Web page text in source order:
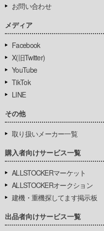
お問い合わせ
メディア
Facebook
X(旧Twitter)
YouTube
TikTok
LINE
その他
取り扱いメーカー一覧
購入者向けサービス一覧
ALLSTOCKERマーケット
ALLSTOCKERオークション
建機・重機探してます掲示板
出品者向けサービス一覧